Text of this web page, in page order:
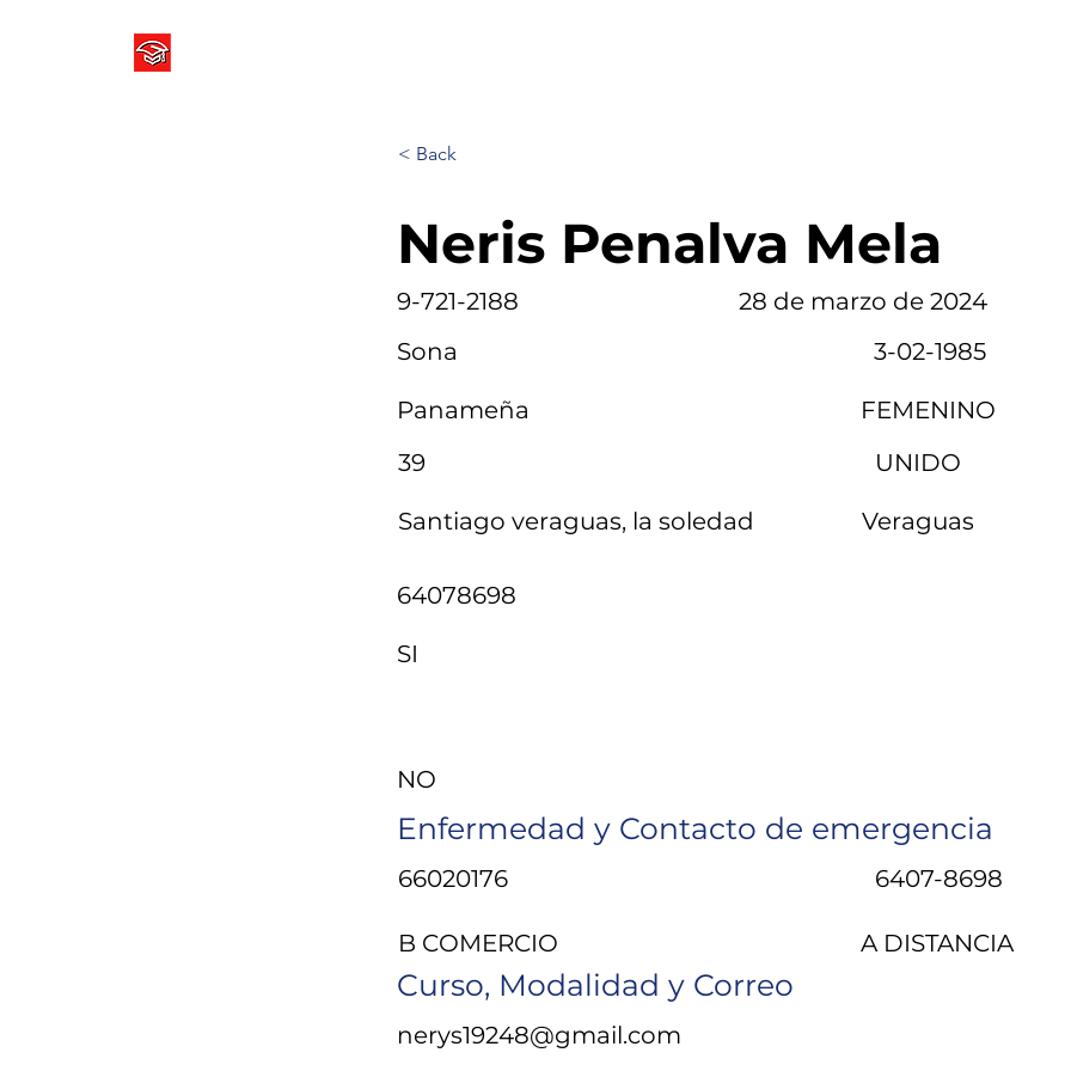
< Back
Neris Penalva Mela
9-721-2188
28 de marzo de 2024
Sona
3-02-1985
Panameña
FEMENINO
39
UNIDO
Santiago veraguas, la soledad Veraguas
64078698
SI
NO
Enfermedad y Contacto de emergencia
66020176 6407-8698
B COMERCIO A DISTANCIA
Curso, Modalidad y Correo
nerys19248@gmail.com